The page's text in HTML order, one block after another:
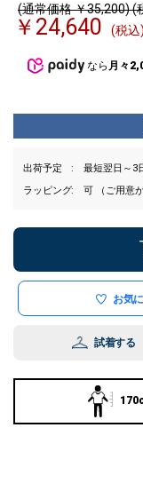
(通常価格 ￥35,200) (
￥24,640 (税込
なら 月々
出荷予定
最短翌日～3
ラッピング
可 （ご用意
お気
試着する